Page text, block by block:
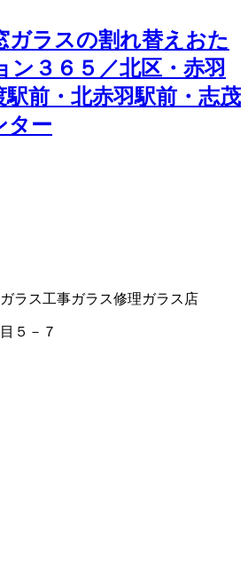
ガラスの割れ替えおた
ン３６５／北区・赤羽
前・北赤羽駅前・志茂
ター
ガラス工事ガラス修理ガラス店
５－７